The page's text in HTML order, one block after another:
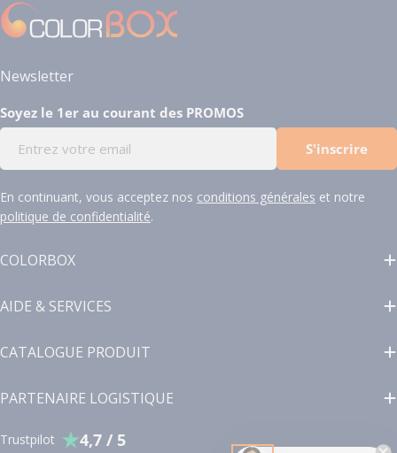
Newsletter
Soyez le 1er au courant des PROMOS
mail
S'inscrire
En continuant, vous acceptez nos conditions générales et notre
politique de confidentialité.
COLORBOX
AIDE & SERVICES
CATALOGUE PRODUIT
PARTENAIRE LOGISTIQUE
Trustpilot 4,7 / 5